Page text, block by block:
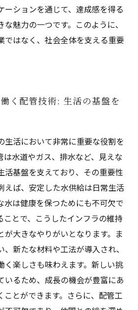
ーションを通じて、達成感を得る
魅力の一つです。このように、
ではなく、社会全体を支える重要
く配管技術: 生活の基盤を
生活において非常に重要な役割を
は水道やガス、排水など、見えな
活基盤を支えており、その重要性
えば、安定した水供給は日常生活
水は健康を保つためにも不可欠で
ことで、こうしたインフラの維持
が大きなやりがいとなります。ま
新たな材料や工法が導入され、
く楽しさも味わえます。新しい挑
いるため、成長の機会が豊富にあ
ことができます。さらに、配管工